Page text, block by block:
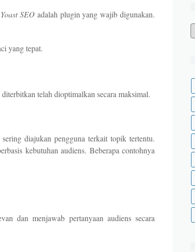
Yoast SEO adalah plugin yang wajib digunakan.
yang tepat.
telah dioptimalkan secara maksimal.
diajukan pengguna terkait topik tertentu.
kebutuhan audiens. Beberapa contohnya
dan menjawab pertanyaan audiens secara